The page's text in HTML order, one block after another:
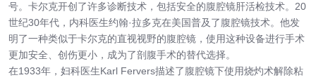
号。卡尔克开创了许多诊断技术，包括安全的腹腔镜肝活检技术。20
世纪30年代，内科医生约翰·拉多克在美国普及了腹腔镜技术。他发
明了一种类似于卡尔克的直视视野的腹腔镜，使用这种设备进行手术
更加安全、创伤更小，成为了剖腹手术的替代选择。
在1933年，妇科医生Karl Fervers描述了腹腔镜下使用烧灼术解除粘